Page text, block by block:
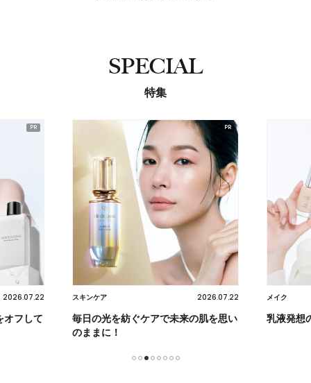
SPECIAL
特集
2026.07.22
オフして
スキンケア 2026.07.22
毎日の光を紡ぐケアで未来の肌を思い
のままに！
メイク
乳液発想